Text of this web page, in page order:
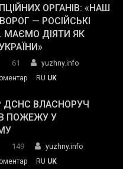
ОПЗ
з
матеріального
резерву
гуманітарну
допомогу
ОРГАНІВ: «НАШ
— РОСІЙСЬКІ
МАЄМО ДІЯТИ ЯК
61
yuzhny.info
on
провів
нараду
силових
та
RU UK
ДСНС ВЛАСНОРУЧ
ПОЖЕЖУ У
149
yuzhny.info
on
RU UK